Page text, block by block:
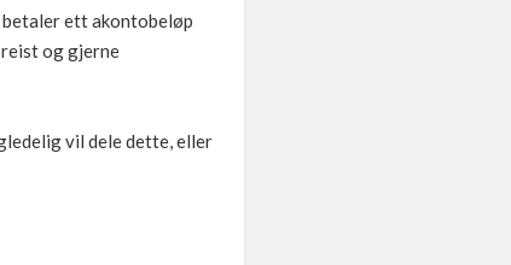
betaler ett akontobeløp
og gjerne
vil dele dette, eller